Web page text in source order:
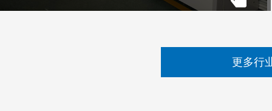
更多行